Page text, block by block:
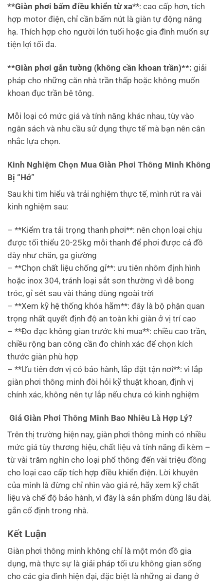
**Giàn phơi bấm điều khiển từ xa**: cao cấp hơn, tích
hợp motor điện, chỉ cần bấm nút là giàn tự động nâng
hạ. Thích hợp cho người lớn tuổi hoặc gia đình muốn sự
tiện lợi tối đa.
**Giàn phơi gắn tường (không cần khoan trần)**: giải
pháp cho những căn nhà trần thấp hoặc không muốn
khoan đục trần bê tông.
Mỗi loại có mức giá và tính năng khác nhau, tùy vào
ngân sách và nhu cầu sử dụng thực tế mà bạn nên cân
nhắc lựa chọn.
Kinh Nghiệm Chọn Mua Giàn Phơi Thông Minh Không
Bị “Hớ”
Sau khi tìm hiểu và trải nghiệm thực tế, mình rút ra vài
kinh nghiệm sau:
– **Kiểm tra tải trọng thanh phơi**: nên chọn loại chịu
được tối thiểu 20-25kg mỗi thanh để phơi được cả đồ
dày như chăn, ga giường
– **Chọn chất liệu chống gỉ**: ưu tiên nhôm định hình
hoặc inox 304, tránh loại sắt sơn thường vì dễ bong
tróc, gỉ sét sau vài tháng dùng ngoài trời
– **Xem kỹ hệ thống khóa hãm**: đây là bộ phận quan
trọng nhất quyết định độ an toàn khi giàn ở vị trí cao
– **Đo đạc không gian trước khi mua**: chiều cao trần,
chiều rộng ban công cần đo chính xác để chọn kích
thước giàn phù hợp
– **Ưu tiên đơn vị có bảo hành, lắp đặt tận nơi**: vì lắp
giàn phơi thông minh đòi hỏi kỹ thuật khoan, định vị
chính xác, không nên tự lắp nếu chưa có kinh nghiệm
Giá Giàn Phơi Thông Minh Bao Nhiêu Là Hợp Lý?
Trên thị trường hiện nay, giàn phơi thông minh có nhiều
mức giá tùy thương hiệu, chất liệu và tính năng đi kèm –
từ vài trăm nghìn cho loại phổ thông đến vài triệu đồng
cho loại cao cấp tích hợp điều khiển điện. Lời khuyên
của mình là đừng chỉ nhìn vào giá rẻ, hãy xem kỹ chất
liệu và chế độ bảo hành, vì đây là sản phẩm dùng lâu dài,
gắn cố định trong nhà.
Kết Luận
Giàn phơi thông minh không chỉ là một món đồ gia
dụng, mà thực sự là giải pháp tối ưu không gian sống
cho các gia đình hiện đại, đặc biệt là những ai đang ở